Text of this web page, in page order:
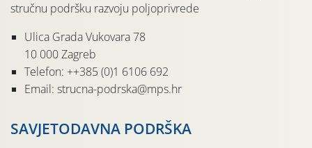
stručnu podršku razvoju poljoprivrede
Ulica Grada Vukovara 78
10 000 Zagreb
Telefon: ++385 (0)1 6106 692
Email: strucna-podrska@mps.hr
SAVJETODAVNA PODRŠKA